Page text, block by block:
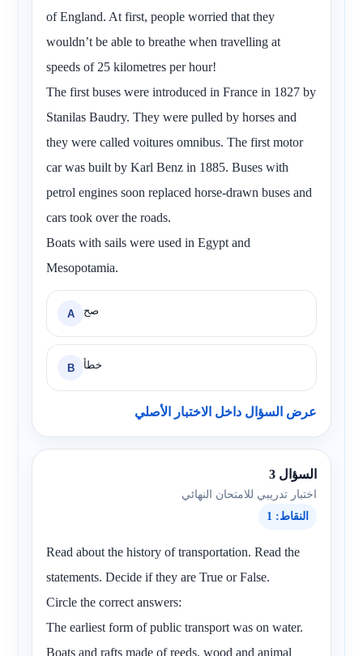
of England. At first, people worried that they
wouldn’t be able to breathe when travelling at
speeds of 25 kilometres per hour!
The first buses were introduced in France in 1827 by
Stanilas Baudry. They were pulled by horses and
they were called voitures omnibus. The first motor
car was built by Karl Benz in 1885. Buses with
petrol engines soon replaced horse-drawn buses and
cars took over the roads.
Boats with sails were used in Egypt and
Mesopotamia.
A صح
B خطأ
عرض السؤال داخل الاختبار الأصلي
السؤال 3
اختبار تدريبي للامتحان النهائي
النقاط: 1
Read about the history of transportation. Read the
statements. Decide if they are True or False.
Circle the correct answers:
The earliest form of public transport was on water.
Boats and rafts made of reeds, wood and animal